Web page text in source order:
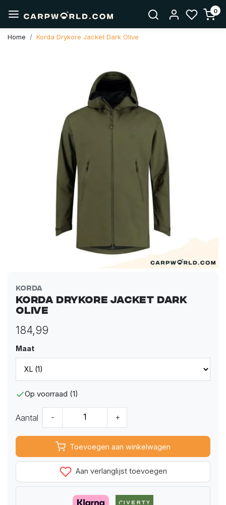
0
Home Korda Drykore Jacket Dark Olive
Korda
Korda Drykore Jacket Dark
Olive
184,99
Maat
Op voorraad (1)
Aantal - +
Toevoegen aan winkelwagen
Aan verlanglijst toevoegen